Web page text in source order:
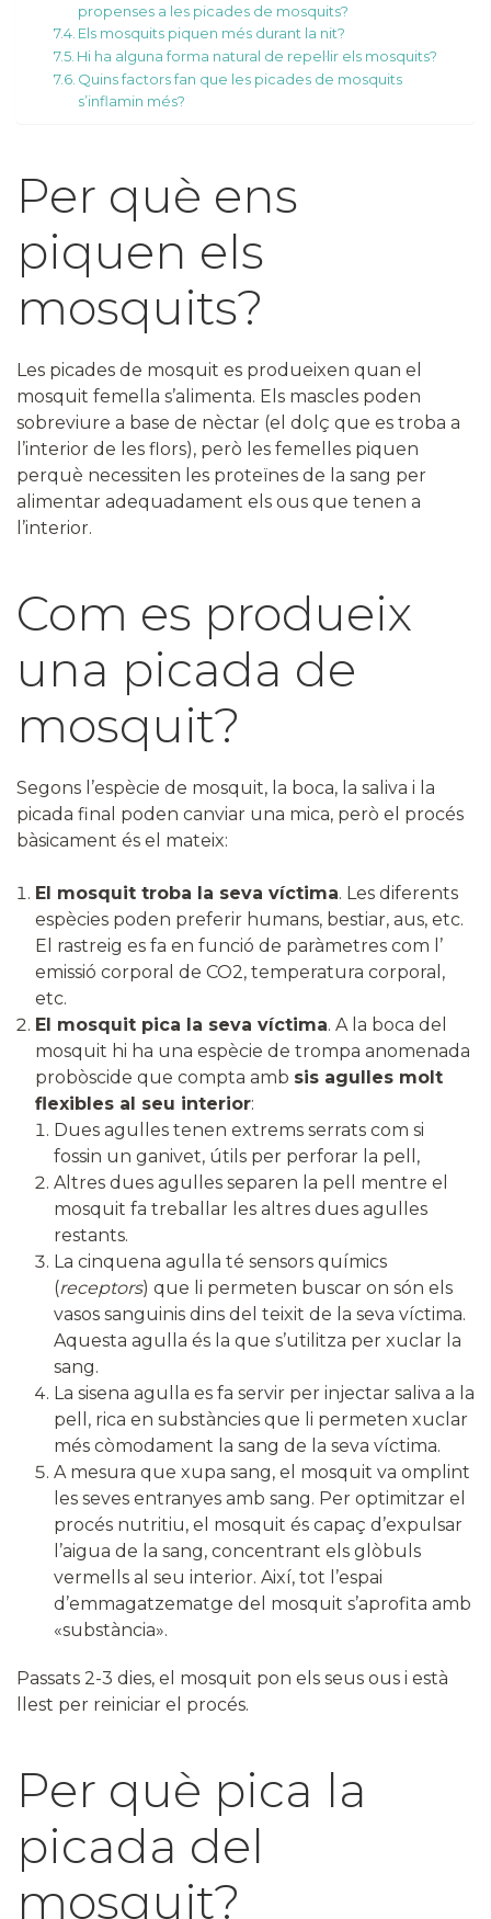
propenses a les picades de mosquits?
Els mosquits piquen més durant la nit?
Hi ha alguna forma natural de repel·lir els mosquits?
Quins factors fan que les picades de mosquits
s’inflamin més?
Per què ens
piquen els
mosquits?
Les picades de mosquit es produeixen quan el
mosquit femella s’alimenta. Els mascles poden
sobreviure a base de nèctar (el dolç que es troba a
l’interior de les flors), però les femelles piquen
perquè necessiten les proteïnes de la sang per
alimentar adequadament els ous que tenen a
l’interior.
Com es produeix
una picada de
mosquit?
Segons l’espècie de mosquit, la boca, la saliva i la
picada final poden canviar una mica, però el procés
bàsicament és el mateix:
El mosquit troba la seva víctima. Les diferents
espècies poden preferir humans, bestiar, aus, etc.
El rastreig es fa en funció de paràmetres com l’
emissió corporal de CO2, temperatura corporal,
etc.
El mosquit pica la seva víctima. A la boca del
mosquit hi ha una espècie de trompa anomenada
probòscide que compta amb sis agulles molt
flexibles al seu interior:
Dues agulles tenen extrems serrats com si
fossin un ganivet, útils per perforar la pell,
Altres dues agulles separen la pell mentre el
mosquit fa treballar les altres dues agulles
restants.
La cinquena agulla té sensors químics
(receptors) que li permeten buscar on són els
vasos sanguinis dins del teixit de la seva víctima.
Aquesta agulla és la que s’utilitza per xuclar la
sang.
La sisena agulla es fa servir per injectar saliva a la
pell, rica en substàncies que li permeten xuclar
més còmodament la sang de la seva víctima.
A mesura que xupa sang, el mosquit va omplint
les seves entranyes amb sang. Per optimitzar el
procés nutritiu, el mosquit és capaç d’expulsar
l’aigua de la sang, concentrant els glòbuls
vermells al seu interior. Així, tot l’espai
d’emmagatzematge del mosquit s’aprofita amb
«substància».
Passats 2-3 dies, el mosquit pon els seus ous i està
llest per reiniciar el procés.
Per què pica la
picada del
mosquit?